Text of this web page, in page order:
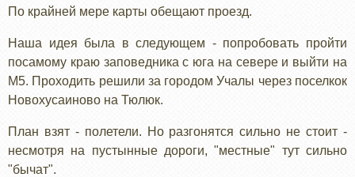
По крайней мере карты обещают проезд.
Наша идея была в следующем - попробовать пройти
посамому краю заповедника с юга на севере и выйти на
М5. Проходить решили за городом Учалы через поселкок
Новохусаиново на Тюлюк.
План взят - полетели. Но разгонятся сильно не стоит -
несмотря на пустынные дороги, "местные" тут сильно
"бычат".